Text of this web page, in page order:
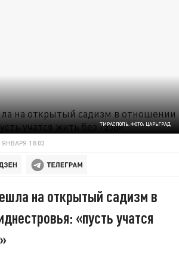
ТИРАСПОЛЬ. ФОТО: ЦАРЬГРАД
ЯНВАРЯ 18:03
на открытый садизм в
«пусть учатся